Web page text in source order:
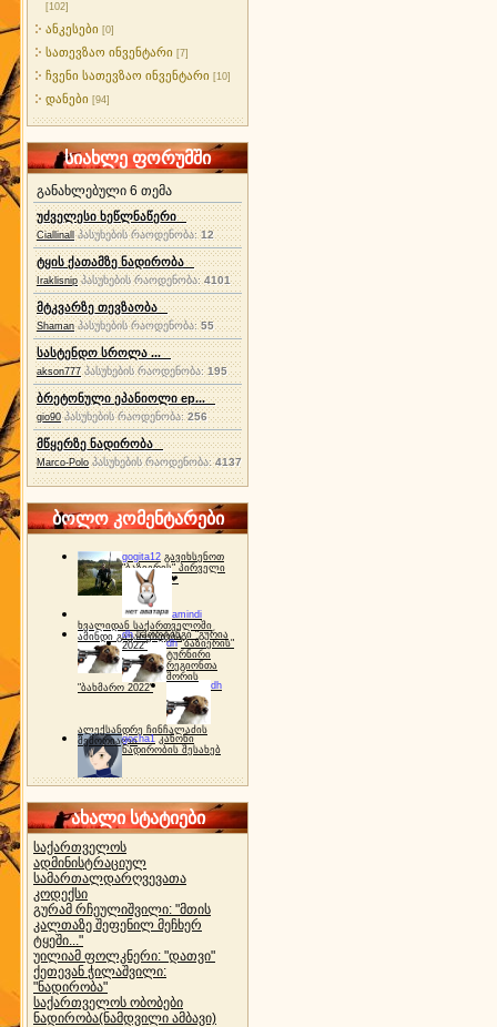
[102]
ანკესები [0]
სათევზაო ინვენტარი [7]
ჩვენი სათევზაო ინვენტარი [10]
დანები [94]
სიახლე ფორუმში
განახლებული 6 თემა
უძველესი ხეწლნაწერი
Ciallinall პასუხების რაოდენობა:12
ტყის ქათამზე ნადირობა
Iraklisnip პასუხების რაოდენობა: 4101
მტკვარზე თევზაობა
Shaman პასუხების რაოდენობა:55
სასტენდო სროლა ...
akson777 პასუხების რაოდენობა:195
ბრეტონული ეპანიოლი ep...
gio90 პასუხების რაოდენობა:256
მწყერზე ნადირობა
Marco-Polo პასუხების რაოდენობა:4137
ბოლო კომენტარები
gogita12 გავიხსენოთ
"ბაზიერის" პირველი
ტურნირი ❤
amindi
ხვალიდან საქართველოში
ამინდი გაუარესდება
dh სპორტინგი "გურია
2022"
dh "ბაზიერის"
ტურნირი
რეგიონთა
შორის
"ბახმარო 2022"
dh
ალექსანდრე ჩინჩალაძის
მემორიალიgocha1 კანონი
ნადირობის შესახებ
ახალი სტატიები
საქართველოს
ადმინისტრაციულ
სამართალდარღვევათა
კოდექსი
გურამ რჩეულიშვილი: "მთის
კალთაზე შეფენილ მეჩხერ
ტყეში..."
უილიამ ფოლკნერი: "დათვი"
ქეთევან ჭილაშვილი:
"ნადირობა"
საქართველოს ობობები
ნადირობა(ნამდვილი ამბავი)